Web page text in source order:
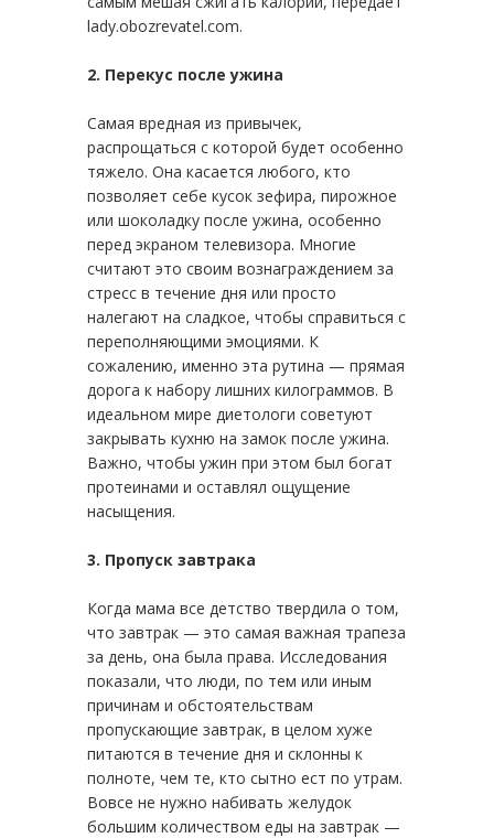
lady.obozrevatel.com.
2. Перекус после ужина
Самая вредная из привычек,
распрощаться с которой будет особенно
тяжело. Она касается любого, кто
позволяет себе кусок зефира, пирожное
или шоколадку после ужина, особенно
перед экраном телевизора. Многие
считают это своим вознаграждением за
стресс в течение дня или просто
налегают на сладкое, чтобы справиться с
переполняющими эмоциями. К
сожалению, именно эта рутина — прямая
дорога к набору лишних килограммов. В
идеальном мире диетологи советуют
закрывать кухню на замок после ужина.
Важно, чтобы ужин при этом был богат
протеинами и оставлял ощущение
насыщения.
3. Пропуск завтрака
Когда мама все детство твердила о том,
что завтрак — это самая важная трапеза
за день, она была права. Исследования
показали, что люди, по тем или иным
причинам и обстоятельствам
пропускающие завтрак, в целом хуже
питаются в течение дня и склонны к
полноте, чем те, кто сытно ест по утрам.
Вовсе не нужно набивать желудок
большим количеством еды на завтрак —